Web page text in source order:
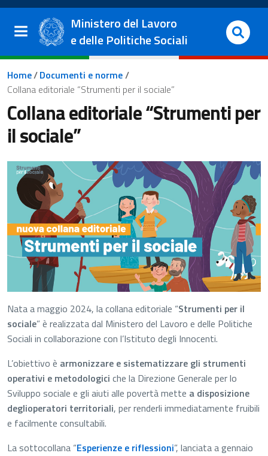
Salta al contenuto principale
Vai al footer
Ministero del Lavoro
e delle Politiche Sociali
Briciole di pane
Home/Documenti e norme/
Collana editoriale “Strumenti per il sociale”
Collana editoriale “Strumenti per
il sociale”
Nata a maggio 2024, la collana editoriale “Strumenti per il
sociale” è realizzata dal Ministero del Lavoro e delle Politiche
Sociali in collaborazione con l’Istituto degli Innocenti.
L’obiettivo è armonizzare e sistematizzare gli strumenti
operativi e metodologici che la Direzione Generale per lo
Sviluppo sociale e gli aiuti alle povertà mette a disposizione
deglioperatori territoriali, per renderli immediatamente fruibili
e facilmente consultabili.
La sottocollana “Esperienze e riflessioni”, lanciata a gennaio